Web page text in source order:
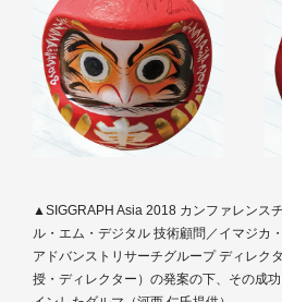
▲SIGGRAPH Asia 2018 カンファレンス
ル・エム・デジタル 技術顧問／イマジカ
アドバンストリサーチグループ ディレク
授・ディレクター）の発案の下、その成